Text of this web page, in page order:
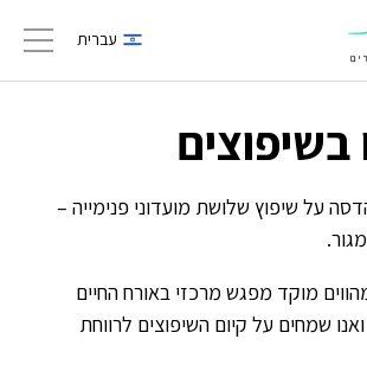
עברית
על שיפוץ שלושת מועדוני פנימייה –
מוקד מפגש מרכזי באורח החיים
שמחים על קיום השיפוצים לרווחת